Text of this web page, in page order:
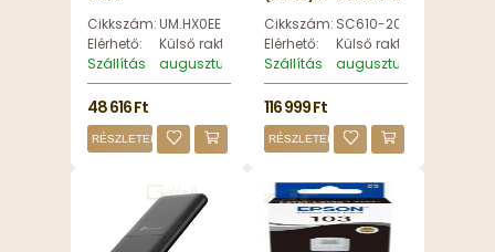
IPS LED -
UM.HX0EE.331
Cikkszám:UM.HX0EE.331
Elérhető:
Külső raktáron
Szállítás
augusztus 11, kedd
48 616 Ft
RÉSZLETEK
Black/Red - SC610-
2000G-CBK/RD
Cikkszám: SC610-2000G-CBK/RD
Elérhető:
Külső raktáron
Szállítás
augusztus 11, kedd
116 999 Ft
RÉSZLETEK